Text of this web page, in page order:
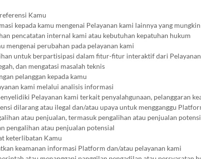
Kamu
kepada kamu mengenai Pelayanan kami lainnya yang
pencatatan internal kami atau kebutuhan kepatuhan hukum
mengenai perubahan pada pelayanan kami
untuk berpartisipasi dalam fitur-fitur interaktif dari
dan mengatasi masalah teknis
pelanggan kepada kamu
kami melalui analisis informasi
Pelayanan kami terkait penyalahgunaan, pelanggaran
dilarang atau ilegal dan/atau upaya untuk mengganggu
atau penjualan, termasuk pengalihan atau penjualan
pengalihan atau penjualan potensial
keterlibatan Kamu
keamanan informasi Platform dan/atau pelayanan kami